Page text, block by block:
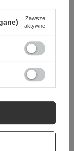
16 różowy
Zawsze
aktywne